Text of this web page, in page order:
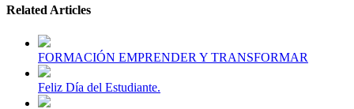
Related Articles
FORMACIÓN EMPRENDER Y TRANSFORMAR
Feliz Día del Estudiante.